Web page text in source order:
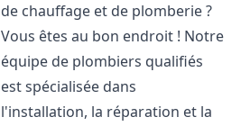
de chauffage et de plomberie ?
Vous êtes au bon endroit ! Notre
équipe de plombiers qualifiés
est spécialisée dans
l'installation, la réparation et la